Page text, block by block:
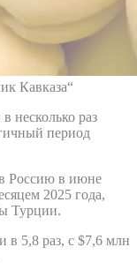
Кавказа“
несколько раз
период
Россию в июне
2025 года,
Турции.
в 5,8 раз, с $7,6 млн